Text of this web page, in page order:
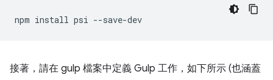
npm install psi
接著，請在 gulp 檔案中定義 Gulp 工作，如下所示 (也涵蓋